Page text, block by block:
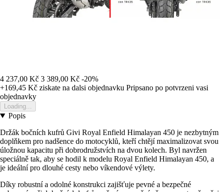
4 237,00 Kč 3 389,00 Kč -20%
+169,45 Kč ziskate na dalsi objednavku Pripsano po potvrzeni vasi
objednavky
Loading...
Popis
Držák bočních kufrů Givi Royal Enfield Himalayan 450 je nezbytným
doplňkem pro nadšence do motocyklů, kteří chtějí maximalizovat svou
úložnou kapacitu při dobrodružstvích na dvou kolech. Byl navržen
speciálně tak, aby se hodil k modelu Royal Enfield Himalayan 450, a
je ideální pro dlouhé cesty nebo víkendové výlety.
Díky robustní a odolné konstrukci zajišťuje pevné a bezpečné